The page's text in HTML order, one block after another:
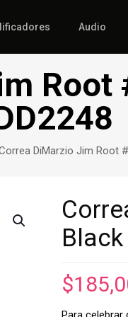
Audio
DiMarzio Jim Root
$